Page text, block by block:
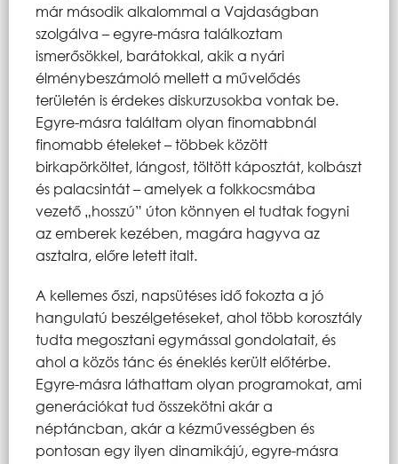
már második alkalommal a Vajdaságban
szolgálva – egyre-másra találkoztam
ismerősökkel, barátokkal, akik a nyári
élménybeszámoló mellett a művelődés
területén is érdekes diskurzusokba vontak be.
Egyre-másra találtam olyan finomabbnál
finomabb ételeket – többek között
birkapörköltet, lángost, töltött káposztát, kolbászt
és palacsintát – amelyek a folkkocsmába
vezető „hosszú” úton könnyen el tudtak fogyni
az emberek kezében, magára hagyva az
asztalra, előre letett italt.
A kellemes őszi, napsütéses idő fokozta a jó
hangulatú beszélgetéseket, ahol több korosztály
tudta megosztani egymással gondolatait, és
ahol a közös tánc és éneklés került előtérbe.
Egyre-másra láthattam olyan programokat, ami
generációkat tud összekötni akár a
néptáncban, akár a kézművességben és
pontosan egy ilyen dinamikájú, egyre-másra